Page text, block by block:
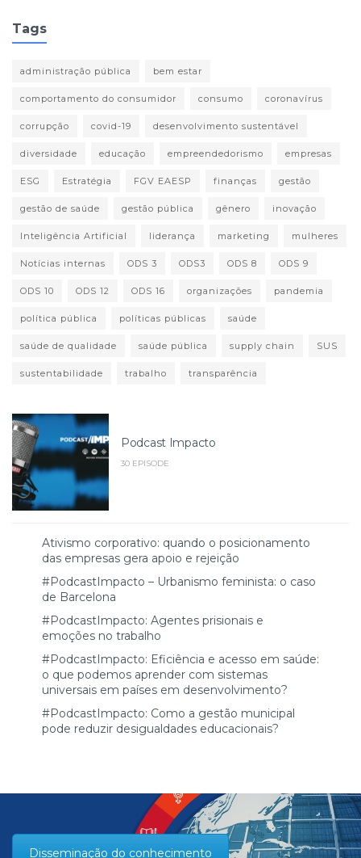
Tags
administração pública bem estar
comportamento do consumidor consumo coronavírus
corrupção covid-19 desenvolvimento sustentável
diversidade educação empreendedorismo empresas
ESG Estratégia FGV EAESP finanças gestão
gestão de saúde gestão pública gênero inovação
Inteligência Artificial liderança marketing mulheres
Notícias internas ODS 3 ODS3 ODS 8 ODS 9
ODS 10 ODS 12 ODS 16 organizações pandemia
política pública políticas públicas saúde
saúde de qualidade saúde pública supply chain SUS
sustentabilidade trabalho transparência
Podcast Impacto
30 EPISODE
Ativismo corporativo: quando o posicionamento
das empresas gera apoio e rejeição
#PodcastImpacto – Urbanismo feminista: o caso
de Barcelona
#PodcastImpacto: Agentes prisionais e
emoções no trabalho
#PodcastImpacto: Eficiência e acesso em saúde:
o que podemos aprender com sistemas
universais em países em desenvolvimento?
#PodcastImpacto: Como a gestão municipal
pode reduzir desigualdades educacionais?
Disseminação do conhecimento